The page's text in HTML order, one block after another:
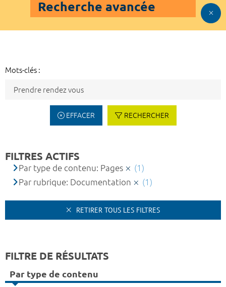
Recherche avancée
Mots-clés :
EFFACER RECHERCHER
FILTRES ACTIFS
Par type de contenu: Pages
(1)
Par rubrique: Documentation
(1)
RETIRER TOUS LES FILTRES
FILTRE DE RÉSULTATS
Par type de contenu